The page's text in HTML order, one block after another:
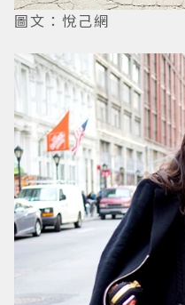
圖文：悅己網